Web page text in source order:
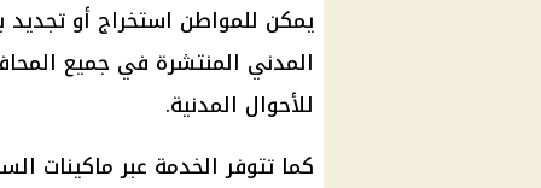
يمكن للمواطن استخراج أو
المدني المنتشرة في جميع
للأحوال المدنية.
كما تتوفر الخدمة عبر ماكينات